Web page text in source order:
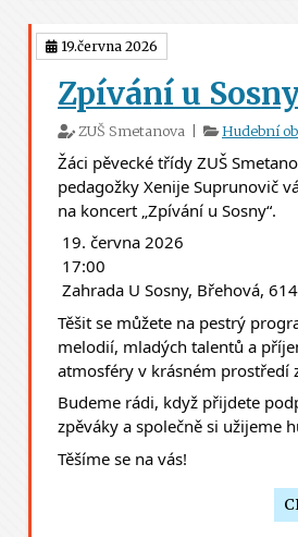
19.června 2026
Zpívání u
ZUŠ Smetanova | Hudební
Žáci pěvecké třídy ZUŠ
pedagožky Xenije Suprunovič
na koncert „Zpívání u Sosny“.
19. června 2026
17:00
Zahrada U Sosny, Břehová,
Těšit se můžete na pestrý
melodií, mladých talentů a
atmosféry v krásném prostředí
Budeme rádi, když přijdete
zpěváky a společně si užijeme
Těšíme se na vás!